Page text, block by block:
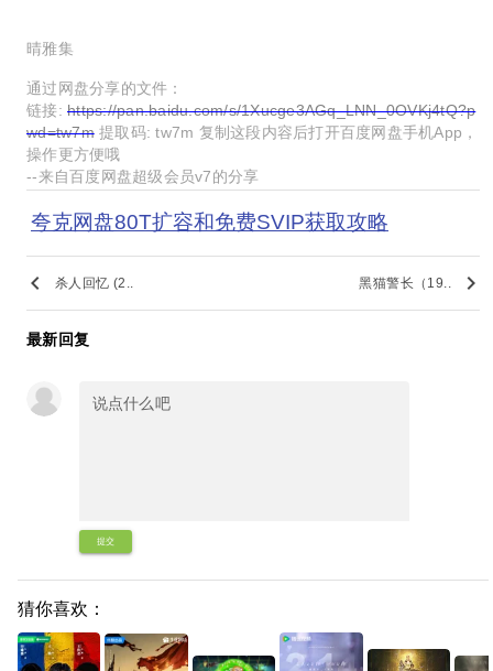
晴雅集
通过网盘分享的文件：
链接:https://pan.baidu.com/s/1Xucge3AGq_LNN_0OVKj4tQ?p
wd=tw7m提取码: tw7m 复制这段内容后打开百度网盘手机App，
操作更方便哦
--来自百度网盘超级会员v7的分享
夸克网盘80T扩容和免费SVIP获取攻略
keyboard_arrow_left 杀人回忆 (2.. 黑猫警长（19.. keyboard_arrow_right
最新回复
提交
猜你喜欢：